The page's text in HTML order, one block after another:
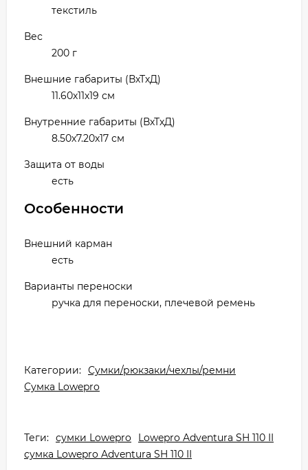
текстиль
Вес
200 г
Внешние габариты (ВхТхД)
11.60х11х19 см
Внутренние габариты (ВхТхД)
8.50х7.20х17 см
Защита от воды
есть
Особенности
Внешний карман
есть
Варианты переноски
ручка для переноски, плечевой ремень
Категории: Сумки/рюкзаки/чехлы/ремни
Сумка Lowepro
Теги: сумки Lowepro
Lowepro Adventura SH 110 II
сумка Lowepro Adventura SH 110 II